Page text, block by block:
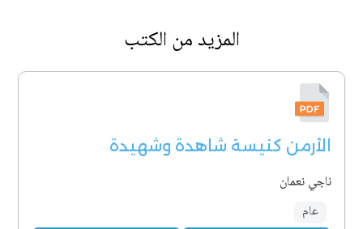
المزيد من الكتب
الأرمن كنيسة شاهدة وشهيدة
ناجي نعمان
عام